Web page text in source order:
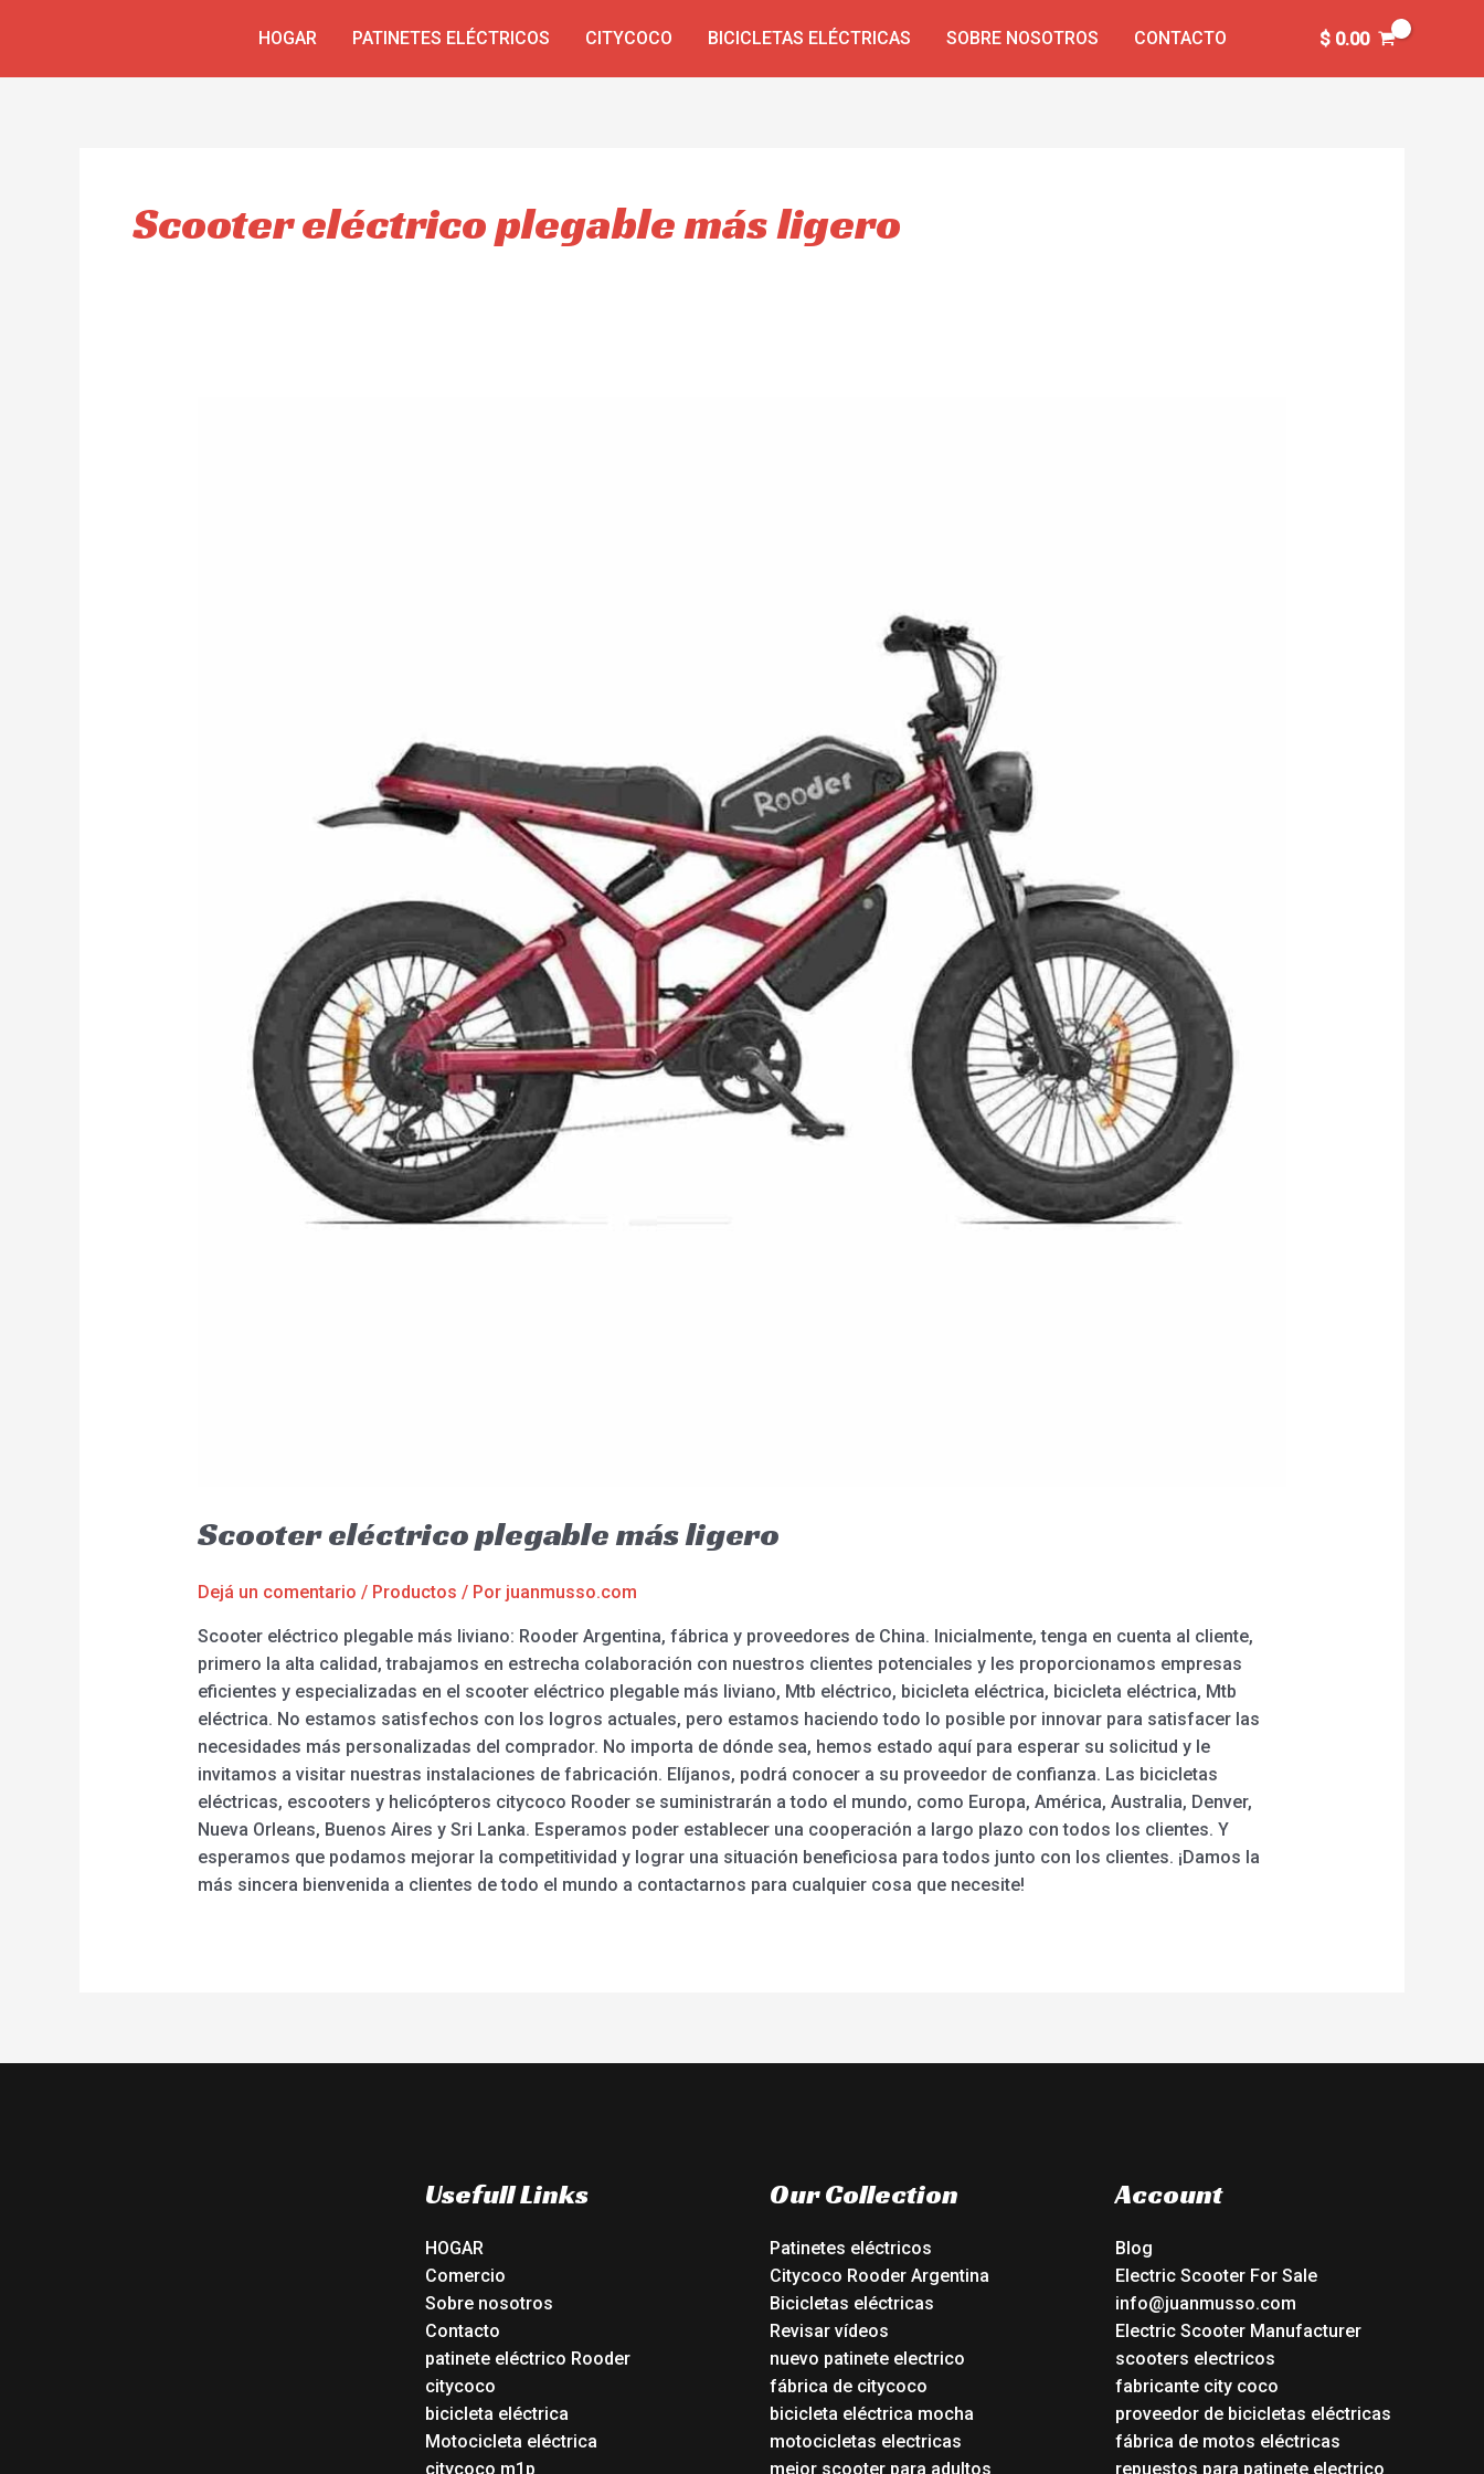
HOGAR PATINETES ELÉCTRICOS CITYCOCO BICICLETAS ELÉCTRICAS SOBRE NOSOTROS CONTACTO $0.00
Scooter eléctrico plegable más ligero
Scooter eléctrico plegable más ligero
Dejá un comentario / Productos / Por juanmusso.com
Scooter eléctrico plegable más liviano: Rooder Argentina, fábrica y proveedores de China. Inicialmente, tenga en cuenta al cliente,
primero la alta calidad, trabajamos en estrecha colaboración con nuestros clientes potenciales y les proporcionamos empresas
eficientes y especializadas en el scooter eléctrico plegable más liviano, Mtb eléctrico, bicicleta eléctrica, bicicleta eléctrica, Mtb
eléctrica. No estamos satisfechos con los logros actuales, pero estamos haciendo todo lo posible por innovar para satisfacer las
necesidades más personalizadas del comprador. No importa de dónde sea, hemos estado aquí para esperar su solicitud y le
invitamos a visitar nuestras instalaciones de fabricación. Elíjanos, podrá conocer a su proveedor de confianza. Las bicicletas
eléctricas, escooters y helicópteros citycoco Rooder se suministrarán a todo el mundo, como Europa, América, Australia, Denver,
Nueva Orleans, Buenos Aires y Sri Lanka. Esperamos poder establecer una cooperación a largo plazo con todos los clientes. Y
esperamos que podamos mejorar la competitividad y lograr una situación beneficiosa para todos junto con los clientes. ¡Damos la
más sincera bienvenida a clientes de todo el mundo a contactarnos para cualquier cosa que necesite!
Usefull Links
HOGAR
Comercio
Sobre nosotros
Contacto
patinete eléctrico Rooder
citycoco
bicicleta eléctrica
Motocicleta eléctrica
citycoco m1p
Our Collection
Patinetes eléctricos
Citycoco Rooder Argentina
Bicicletas eléctricas
Revisar vídeos
nuevo patinete electrico
fábrica de citycoco
bicicleta eléctrica mocha
motocicletas electricas
mejor scooter para adultos
Account
Blog
Electric Scooter For Sale
info@juanmusso.com
Electric Scooter Manufacturer
scooters electricos
fabricante city coco
proveedor de bicicletas eléctricas
fábrica de motos eléctricas
repuestos para patinete electrico